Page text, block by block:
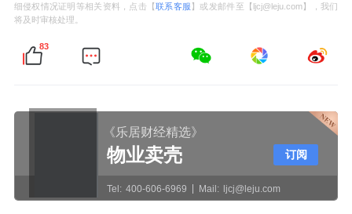
细侵权情况证明等相关资料，点击【联系客服 】或发邮件至【ljcj@leju.com】，我们
将及时审核处理。
83
《乐居财经精选》
物业卖壳
Tel: 400-606-6969 Mail: ljcj@leju.com
订阅